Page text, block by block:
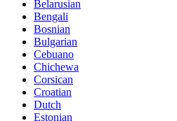
Belarusian
Bengali
Bosnian
Bulgarian
Cebuano
Chichewa
Corsican
Croatian
Dutch
Estonian